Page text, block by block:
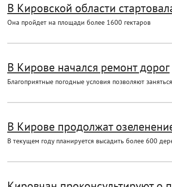
В Кировской области
Она пройдет на площади более 1600 гектаров
В Кирове начался ремонт дорог
Благоприятные погодные условия позволяют
В Кирове продолжат
В текущем году планируется высадить более 600